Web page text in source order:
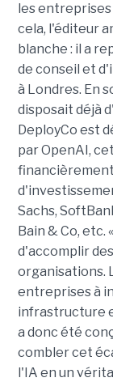
les
cela, l'éditeur
blanche : il a
de conseil et
à Londres. En
disposait déjà
DeployCo est
par OpenAI,
Sachs,
Bain & Co, etc.
d'accomplir
organisations.
entreprises à
infrastructure
a donc été
combler cet
l'IA en un